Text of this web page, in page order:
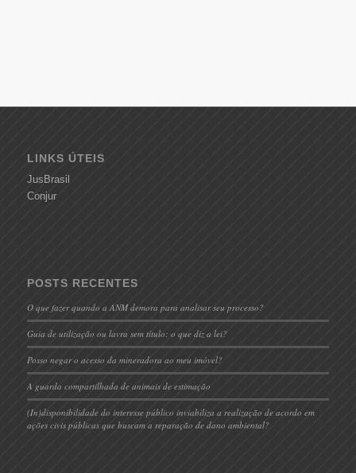
LINKS ÚTEIS
JusBrasil
Conjur
POSTS RECENTES
O que fazer quando a ANM demora para analisar seu processo?
Guia de utilização ou lavra sem título: o que diz a lei?
Posso negar o acesso da mineradora ao meu imóvel?
A guarda compartilhada de animais de estimação
(In)disponibilidade do interesse público inviabiliza a realização de acordo em
ações civis públicas que buscam a reparação de dano ambiental?